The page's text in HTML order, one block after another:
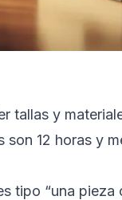
tallas y
12 horas y
tipo “una